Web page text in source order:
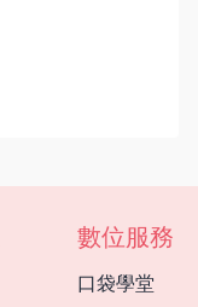
數位服務
口袋學堂